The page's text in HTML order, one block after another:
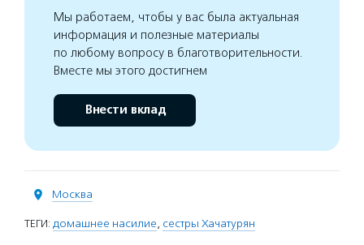
Мы работаем, чтобы у вас была актуальная
информация и полезные материалы
по любому вопросу в благотворительности.
Вместе мы этого достигнем
Внести вклад
Москва
ТЕГИ: домашнее насилие, сестры Хачатурян